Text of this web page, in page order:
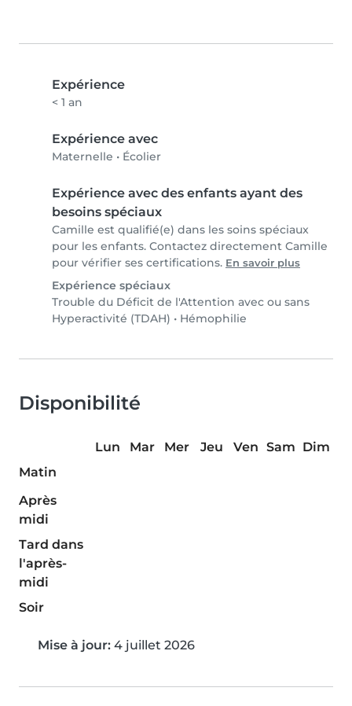
Expérience
< 1 an
Expérience avec
Maternelle • Écolier
Expérience avec des enfants ayant des
besoins spéciaux
Camille est qualifié(e) dans les soins spéciaux
pour les enfants. Contactez directement Camille
pour vérifier ses certifications. En savoir plus
Expérience spéciaux
Trouble du Déficit de l'Attention avec ou sans
Hyperactivité (TDAH) • Hémophilie
Disponibilité
Lun Mar Mer Jeu Ven Sam Dim
Matin
Après
midi
Tard dans
l'après-
midi
Soir
Mise à jour: 4 juillet 2026